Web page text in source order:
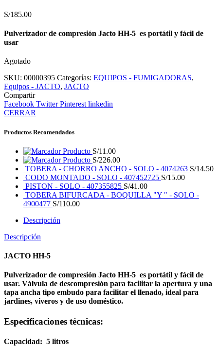
S/185.00
Pulverizador de compresión Jacto HH-5 es portátil y fácil de
usar
Agotado
SKU: 00000395 Categorías: EQUIPOS - FUMIGADORAS,
Equipos - JACTO, JACTO
Compartir
Facebook Twitter Pinterest linkedin
CERRAR
Productos Recomendados
Producto S/11.00
Producto S/226.00
TOBERA - CHORRO ANCHO - SOLO - 4074263 S/14.50
CODO MONTADO - SOLO - 407452725 S/15.00
PISTON - SOLO - 407355825 S/41.00
TOBERA BIFURCADA - BOQUILLA "Y " - SOLO -
4900477 S/110.00
Descripción
Descripción
JACTO HH-5
Pulverizador de compresión Jacto HH-5 es portátil y fácil de
usar. Válvula de descompresión para facilitar la apertura y una
tapa ancha tipo embudo para facilitar el llenado, ideal para
jardines, viveros y de uso doméstico.
Especificaciones técnicas:
Capacidad: 5 litros